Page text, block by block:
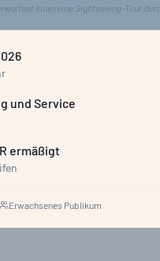
eine reine Sightseeing-Tour
und Service
ermäßigt
Erwachsenes Publikum